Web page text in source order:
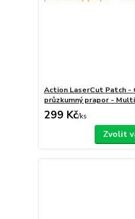
Action LaserCut Patch -
průzkumný prapor -
299 Kč/ks
Zvolit